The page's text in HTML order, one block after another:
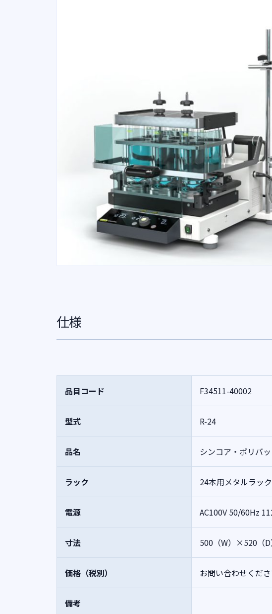
仕様
品目コード F34511-40002
型式 R-24
品名 シンコア・ポリバ
ラック 24本用メタルラック
電源 AC100V 50/60Hz
寸法 500（W）×520（
価格（税別） お問い合わせくだ
備考